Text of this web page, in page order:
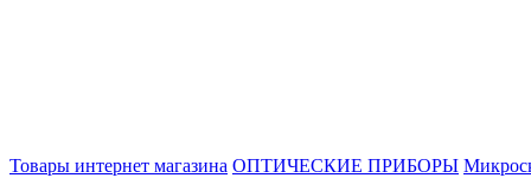
Товары интернет магазина ОПТИЧЕСКИЕ ПРИБОРЫ